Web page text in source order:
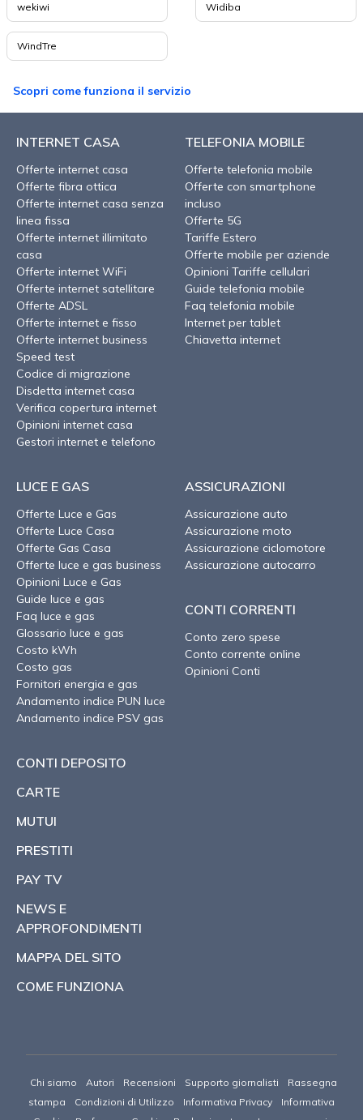
wekiwi Widiba
WindTre
Scopri come funziona il servizio
INTERNET CASA
Offerte internet casa
Offerte fibra ottica
Offerte internet casa senza
linea fissa
Offerte internet illimitato
casa
Offerte internet WiFi
Offerte internet satellitare
Offerte ADSL
Offerte internet e fisso
Offerte internet business
Speed test
Codice di migrazione
Disdetta internet casa
Verifica copertura internet
Opinioni internet casa
Gestori internet e telefono
TELEFONIA MOBILE
Offerte telefonia mobile
Offerte con smartphone
incluso
Offerte 5G
Tariffe Estero
Offerte mobile per aziende
Opinioni Tariffe cellulari
Guide telefonia mobile
Faq telefonia mobile
Internet per tablet
Chiavetta internet
LUCE E GAS
Offerte Luce e Gas
Offerte Luce Casa
Offerte Gas Casa
Offerte luce e gas business
Opinioni Luce e Gas
Guide luce e gas
Faq luce e gas
Glossario luce e gas
Costo kWh
Costo gas
Fornitori energia e gas
Andamento indice PUN luce
Andamento indice PSV gas
ASSICURAZIONI
Assicurazione auto
Assicurazione moto
Assicurazione ciclomotore
Assicurazione autocarro
CONTI CORRENTI
Conto zero spese
Conto corrente online
Opinioni Conti
CONTI DEPOSITO
CARTE
MUTUI
PRESTITI
PAY TV
NEWS E
APPROFONDIMENTI
MAPPA DEL SITO
COME FUNZIONA
Chi siamo Autori Recensioni Supporto giornalisti
Rassegna
stampa
Condizioni di Utilizzo Informativa Privacy
Informativa